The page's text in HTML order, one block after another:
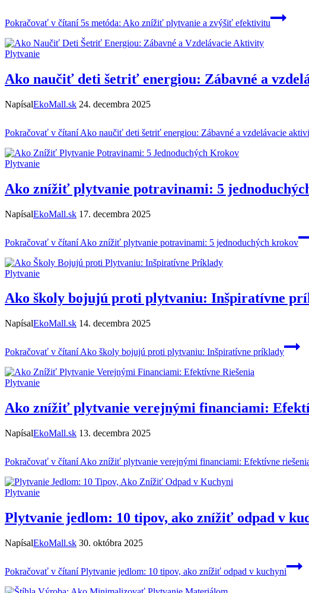
Pokračovať v čítaní5s metóda: Ako znížiť plytvanie a zvýšiť efektivitu
Plytvanie
Ako naučiť deti šetriť energiou: Zábavné a
NapísalEkoMall.sk 24. decembra 2025
Pokračovať v čítaníAko naučiť deti šetriť energiou: Zábavné a vzdelávacie
Plytvanie
Ako znížiť plytvanie potravinami: 5
NapísalEkoMall.sk 17. decembra 2025
Pokračovať v čítaníAko znížiť plytvanie potravinami: 5 jednoduchých krokov
Plytvanie
Ako školy bojujú proti plytvaniu: Inšpiratívne
NapísalEkoMall.sk 14. decembra 2025
Pokračovať v čítaníAko školy bojujú proti plytvaniu: Inšpiratívne príklady
Plytvanie
Ako znížiť plytvanie verejnými financiami:
NapísalEkoMall.sk 13. decembra 2025
Pokračovať v čítaníAko znížiť plytvanie verejnými financiami: Efektívne
Plytvanie
Plytvanie jedlom: 10 tipov, ako znížiť odpad v
NapísalEkoMall.sk 30. októbra 2025
Pokračovať v čítaníPlytvanie jedlom: 10 tipov, ako znížiť odpad v kuchyni